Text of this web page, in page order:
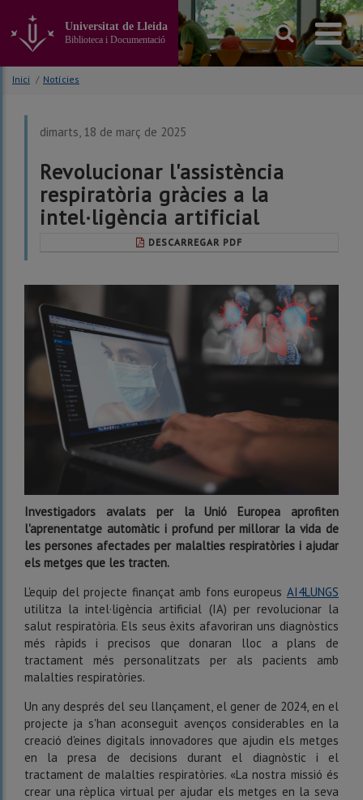
contingut
principal
Universitat de Lleida
Biblioteca i Documentació
Inici / Notícies
dimarts, 18 de març de 2025
Revolucionar l'assistència
respiratòria gràcies a la
intel·ligència artificial
DESCARREGAR PDF
Investigadors avalats per la Unió Europea aprofiten
l'aprenentatge automàtic i profund per millorar la vida de
les persones afectades per malalties respiratòries i ajudar
els metges que les tracten.
L'equip del projecte finançat amb fons europeus AI4LUNGS
utilitza la intel·ligència artificial (IA) per revolucionar la
salut respiratòria. Els seus èxits afavoriran uns diagnòstics
més ràpids i precisos que donaran lloc a plans de
tractament més personalitzats per als pacients amb
malalties respiratòries.
Un any després del seu llançament, el gener de 2024, en el
projecte ja s'han aconseguit avenços considerables en la
creació d'eines digitals innovadores que ajudin els metges
en la presa de decisions durant el diagnòstic i el
tractament de malalties respiratòries. «La nostra missió és
crear una rèplica virtual per ajudar els metges en la seva